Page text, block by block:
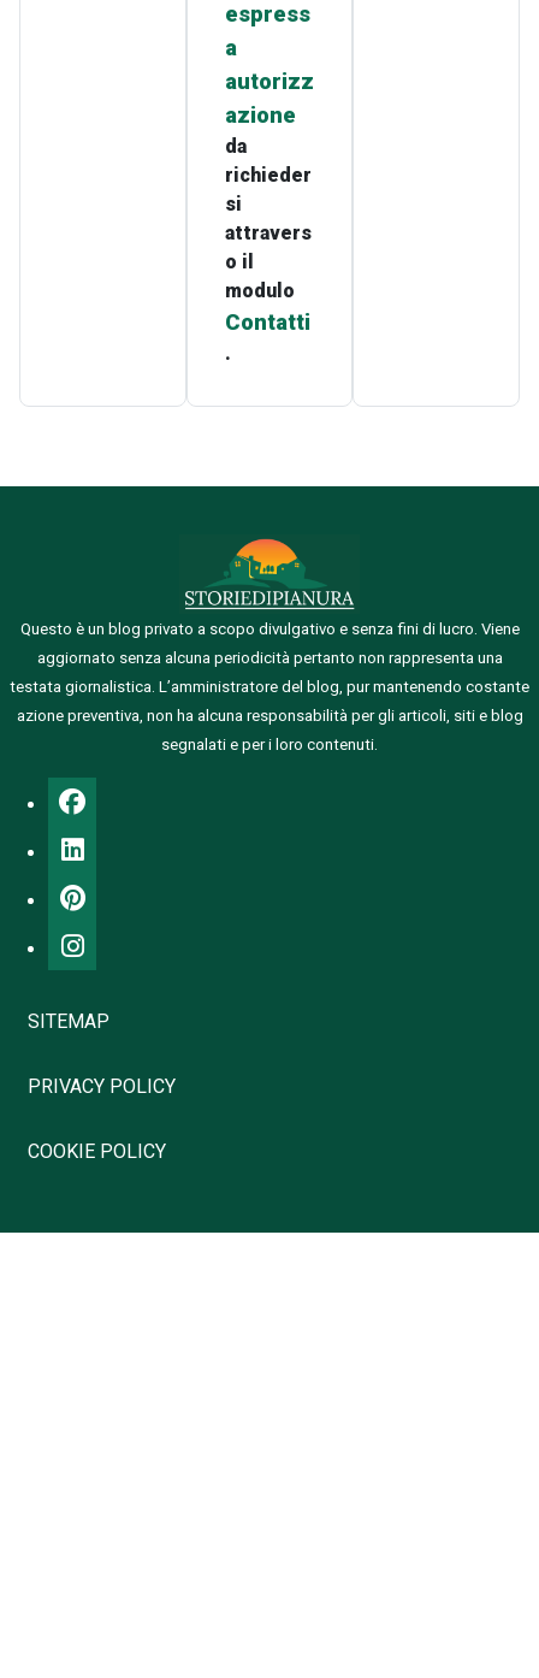
espress
a
autorizz
azione
da
richieder
si
attravers
o il
modulo
Contatti
.
Questo è un blog privato a scopo divulgativo e senza fini di lucro. Viene
aggiornato senza alcuna periodicità pertanto non rappresenta una
testata giornalistica. L’amministratore del blog, pur mantenendo costante
azione preventiva, non ha alcuna responsabilità per gli articoli, siti e blog
segnalati e per i loro contenuti.
SITEMAP
PRIVACY POLICY
COOKIE POLICY